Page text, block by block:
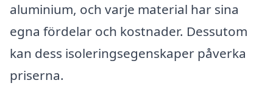
aluminium, och varje material har sina
egna fördelar och kostnader. Dessutom
kan dess isoleringsegenskaper påverka
priserna.